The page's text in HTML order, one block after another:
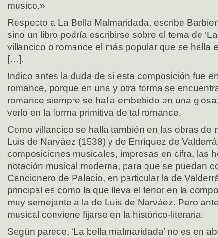
músico.»
Respecto a La Bella Malmaridada, escribe
sino un libro podría escribirse sobre el tema de
villancico o romance el más popular que se halla
[…].
Indico antes la duda de si esta composición fue
romance, porque en una y otra forma se
romance siempre se halla embebido en una
verlo en la forma primitiva de tal romance.
Como villancico se halla también en las obras de
Luis de Narváez (1538) y de Enríquez de
composiciones musicales, impresas en cifra, las
notación musical moderna, para que se puedan
Cancionero de Palacio, en particular la de
principal es como la que lleva el tenor en la
muy semejante a la de Luis de Narváez. Pero
musical conviene fijarse en la histórico-literaria.
Según parece, ‘La bella malmaridada’ no es en